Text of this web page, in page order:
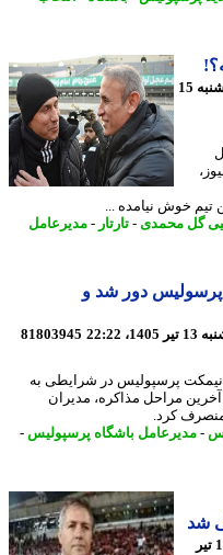
32 روز پیش - دوشنبه 15
خوش نیامده ...
محمدی-تارتار- مدیرعامل
دور شد و
81803945
پرسپولیس در شرایطی به
مراحل مذاکره، مدیران
کرد.
مدیرعامل باشگاه پرسپولیس-